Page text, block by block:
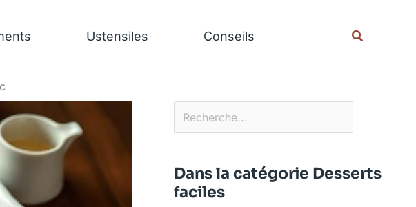
Ustensiles Conseils
Dans la catégorie Desserts
faciles